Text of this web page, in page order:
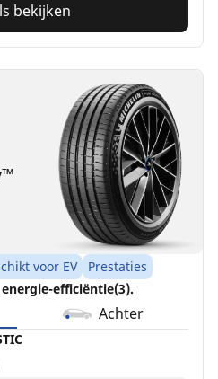
bekijken
voor EV
Prestaties
efficiëntie(3).
Achter